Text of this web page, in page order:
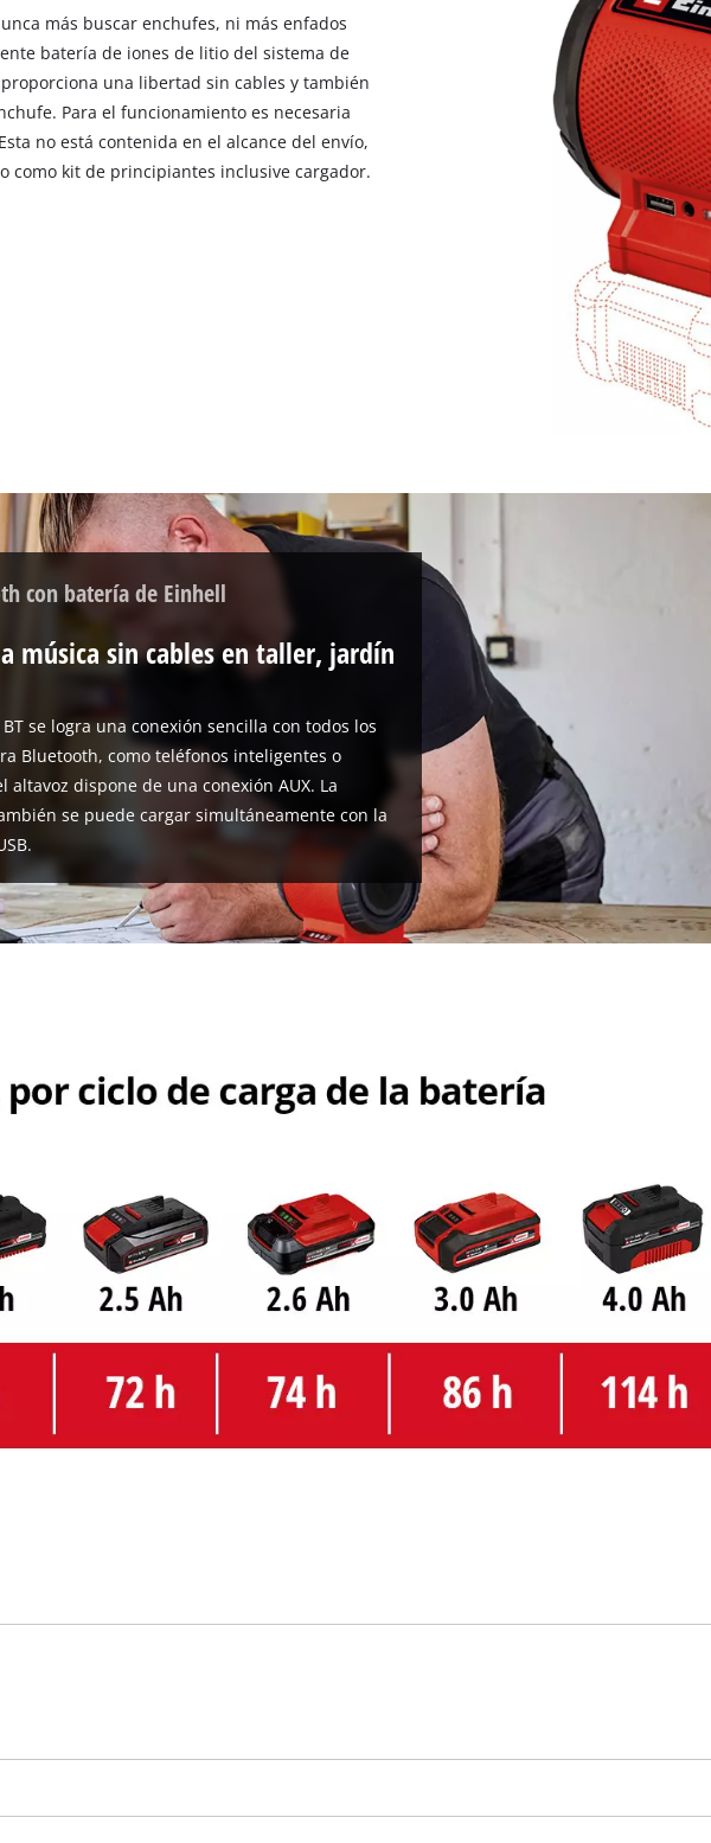
¡Necesitamos su consentimiento para
cargar el servicio Google Maps!
más buscar enchufes, ni más enfados
batería de iones de litio del sistema de
una libertad sin cables y también
Para el funcionamiento es necesaria
no está contenida en el alcance del envío,
como kit de principiantes inclusive cargador.
con batería de Einhell
música sin cables en taller, jardín
BT se logra una conexión sencilla con todos los
Bluetooth, como teléfonos inteligentes o
altavoz dispone de una conexión AUX. La
se puede cargar simultáneamente con la